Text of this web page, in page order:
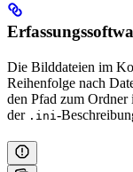
Die Bilddateien im
Reihenfolge nach
den Pfad zum Ordner
der .ini -